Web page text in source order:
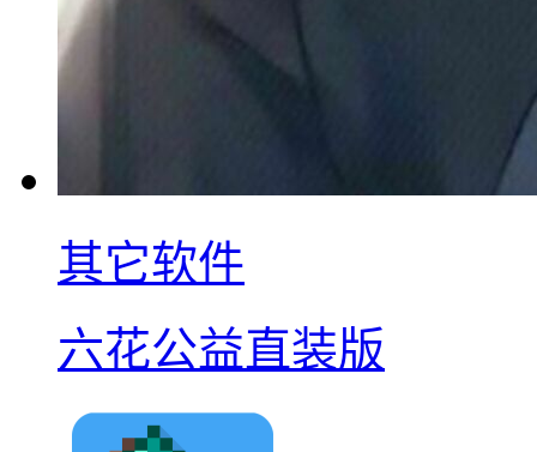
其它软件
六花公益直装版